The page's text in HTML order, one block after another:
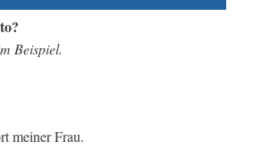
Beispiel.
meiner Frau.